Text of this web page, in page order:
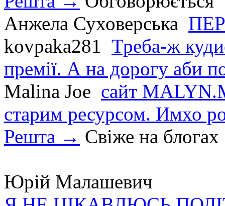
Анжела Суховерська
kovpaka281 Треба-ж
премії. А на дорогу аби
Malina Joe сайт
старим ресурсом. Имхо
Решта → Свіже на блогах
Юрій Малашевич